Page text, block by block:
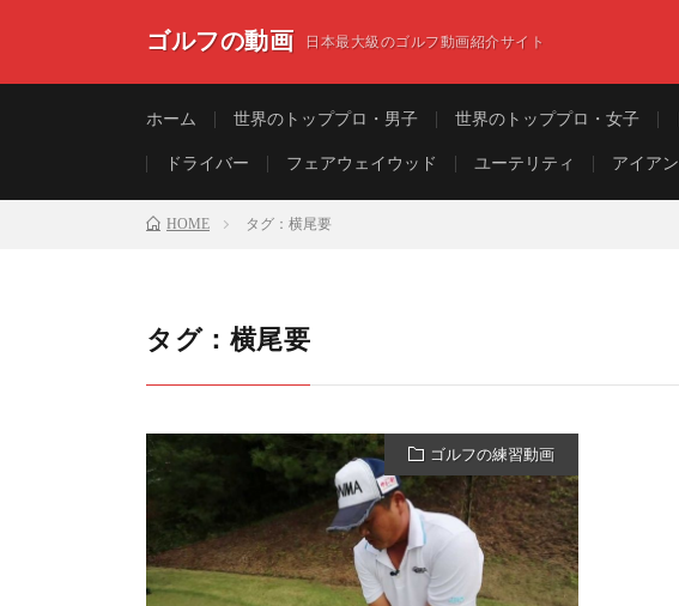
ゴルフの動画 日本最大級のゴルフ動画紹介サイト
ホーム 世界のトッププロ・男子 世界のトッププロ・女子
ドライバー フェアウェイウッド ユーテリティ アイアン
HOME タグ：横尾要
タグ：横尾要
ゴルフの練習動画